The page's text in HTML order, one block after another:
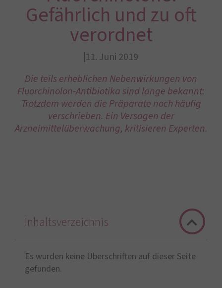
Gefährlich und zu oft
verordnet
11. Juni 2019
Die teils erheblichen Nebenwirkungen von
Fluorchinolon-Antibiotika sind lange bekannt:
Trotzdem werden die Präparate noch häufig
verschrieben. Ein Versagen der
Arzneimittelüberwachung, kritisieren Experten.
Inhaltsverzeichnis
Es wurden keine Überschriften auf dieser Seite
gefunden.